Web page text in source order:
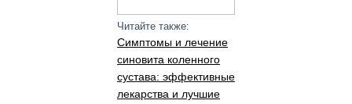
Читайте также:
Симптомы и лечение
синовита коленного
сустава: эффективные
лекарства и лучшие